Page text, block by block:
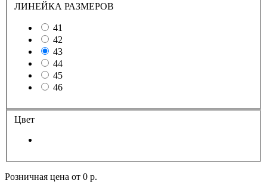
ЛИНЕЙКА РАЗМЕРОВ
41
42
43
44
45
46
Цвет
Розничная цена от 0 р.